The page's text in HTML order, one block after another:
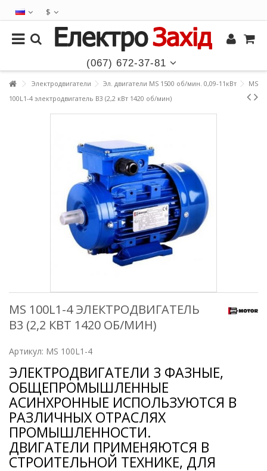
$
(067) 672-37-81
Электродвигатели Эл. двигатели MS 1500 об/мин. 0,09-11кВт
MS
100L1-4 электродвигатель B3 (2,2 кВт 1420 об/мин)
MS 100L1-4 ЭЛЕКТРОДВИГАТЕЛЬ
B3 (2,2 КВТ 1420 ОБ/МИН)
Артикул: MS 100L1-4
ЭЛЕКТРОДВИГАТЕЛИ 3 ФАЗНЫЕ,
ОБЩЕПРОМЫШЛЕННЫЕ
АСИНХРОННЫЕ ИСПОЛЬЗУЮТСЯ В
РАЗЛИЧНЫХ ОТРАСЛЯХ
ПРОМЫШЛЕННОСТИ.
ДВИГАТЕЛИ ПРИМЕНЯЮТСЯ В
СТРОИТЕЛЬНОЙ ТЕХНИКЕ, ДЛЯ